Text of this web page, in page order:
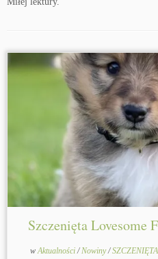
Szczenięta Lovesome
wAktualności/Nowiny/